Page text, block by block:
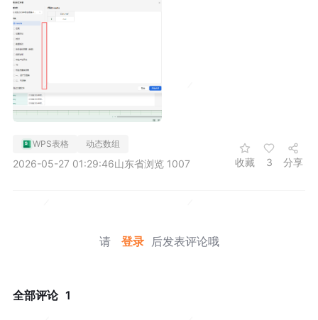
WPS表格 动态数组
2026-05-27 01:29:46山东省浏览 1007 收藏 3 分享
请 登录 后发表评论哦
全部评论 1